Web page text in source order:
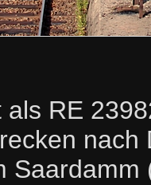
RE
Saardamm